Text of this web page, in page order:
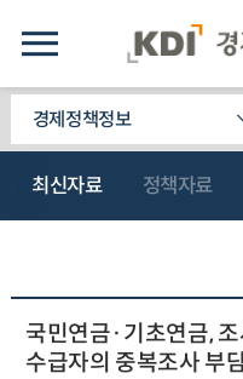
경제정책정보
최신자료 정책자료
국민연금·기초연금,
수급자의 중복조사 부